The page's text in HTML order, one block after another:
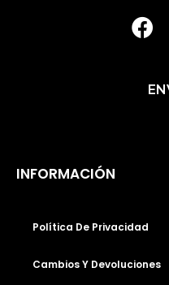
INFORMACIÓN
Política De Privacidad
Cambios Y Devoluciones
F
C
E